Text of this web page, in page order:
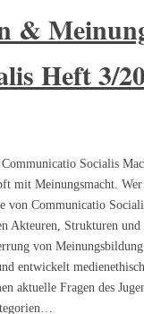
&
Heft 3/
Socialis
mit Meinungsmacht.
von Communicatio
Akteuren, Strukturen
von
entwickelt
aktuelle Fragen des